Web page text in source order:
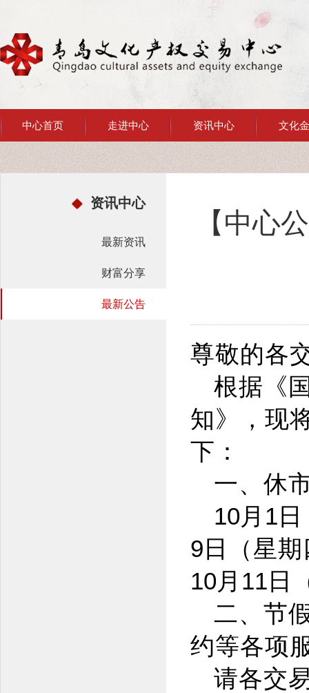
中心首页 走进中心 资讯中心 文化
资讯中心
最新资讯
财富分享
最新公告
【中心
尊敬的各
根据《
知》，现
下：
一、休
10月 1
9 日（星
10月 11 日
二、节
约等各项
请各交